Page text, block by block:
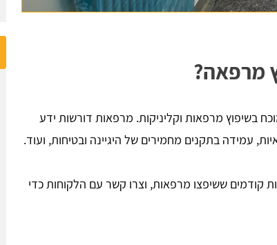
מרפאה?
בשיפוץ מרפאות וקליניקות. מרפאות דורשות ידע
עמידה בתקנים מחמירים של היגיינה ובטיחות, ועוד.
קודמים ששיפצו מרפאות, וצרו קשר עם הלקוחות כדי